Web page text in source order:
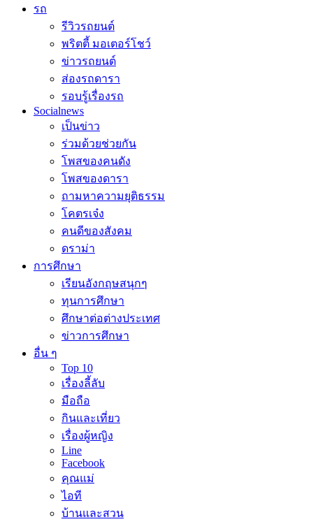
รถ
รีวิวรถยนต์
พริตตี้ มอเตอร์โชว์
ข่าวรถยนต์
ส่องรถดารา
รอบรู้เรื่องรถ
Socialnews
เป็นข่าว
ร่วมด้วยช่วยกัน
โพสของคนดัง
โพสของดารา
ถามหาความยุติธรรม
โคตรเจ๋ง
คนดีของสังคม
ดราม่า
การศึกษา
เรียนอังกฤษสนุกๆ
ทุนการศึกษา
ศึกษาต่อต่างประเทศ
ข่าวการศึกษา
อื่น ๆ
Top 10
เรื่องลี้ลับ
มือถือ
กินและเที่ยว
เรื่องผู้หญิง
Line
Facebook
คุณแม่
ไอที
บ้านและสวน